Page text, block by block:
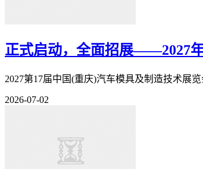
正式启动，全面招展——2027
2027第17届中国(重庆)汽车模具及制造技术展览
2026-07-02